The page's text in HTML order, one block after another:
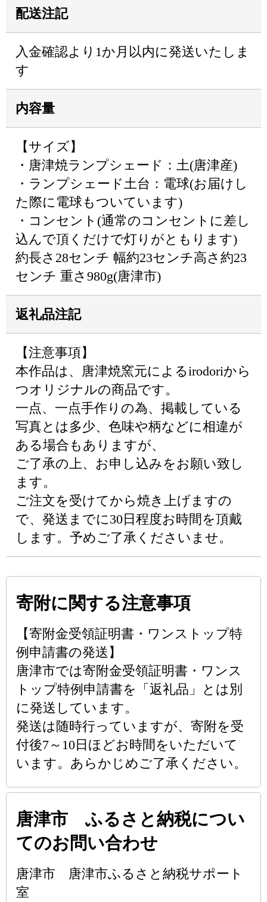
配送注記
入金確認より1か月以内に発送いたしま
す
内容量
【サイズ】
・唐津焼ランプシェード：土(唐津産)
・ランプシェード土台：電球(お届けし
た際に電球もついています)
・コンセント(通常のコンセントに差し
込んで頂くだけで灯りがともります)
約長さ28センチ 幅約23センチ高さ約23
センチ 重さ980g(唐津市)
返礼品注記
【注意事項】
本作品は、唐津焼窯元によるirodoriから
つオリジナルの商品です。
一点、一点手作りの為、掲載している
写真とは多少、色味や柄などに相違が
ある場合もありますが、
ご了承の上、お申し込みをお願い致し
ます。
ご注文を受けてから焼き上げますの
で、発送までに30日程度お時間を頂戴
します。予めご了承くださいませ。
寄附に関する注意事項
【寄附金受領証明書・ワンストップ特
例申請書の発送】
唐津市では寄附金受領証明書・ワンス
トップ特例申請書を「返礼品」とは別
に発送しています。
発送は随時行っていますが、寄附を受
付後7～10日ほどお時間をいただいて
います。あらかじめご了承ください。
唐津市 ふるさと納税につい
てのお問い合わせ
唐津市 唐津市ふるさと納税サポート
室